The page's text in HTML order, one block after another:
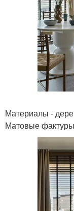
Материалы -
Матовые